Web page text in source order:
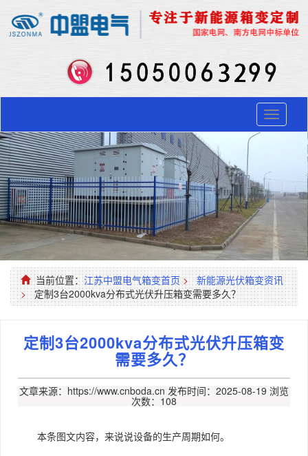
Toggle
当前位置：江苏中盟电气箱变首页 >
新能源光伏箱变资讯
> 定制3台2000kva分布式光伏升压箱变需要多久？
定制3台2000kva分布式光伏升压箱变
需要多久？
文章来源：https://www.cnboda.cn 发布时间：2025-08-19 浏览
次数：108
本条图文内容，来说说设备的生产周期如何。